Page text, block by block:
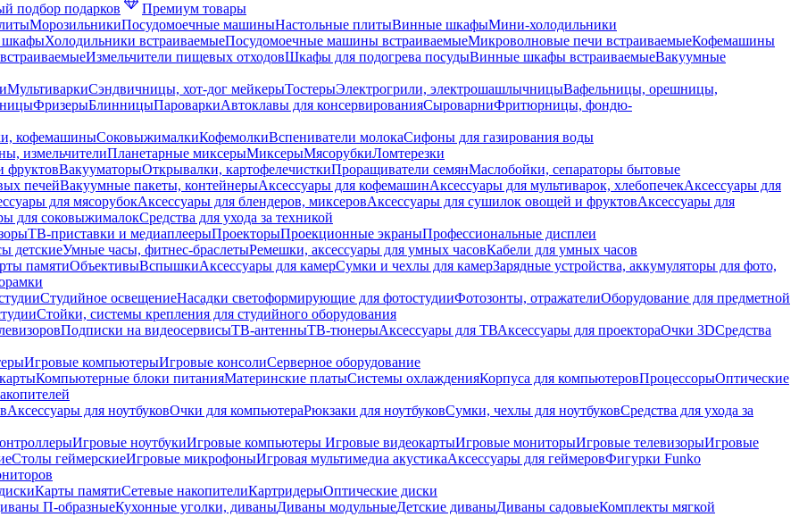
подбор подарков
Премиум товары
МорозильникиПосудомоечные машиныНастольные плитыВинные шкафыМини-холодильники
шкафыХолодильники встраиваемыеПосудомоечные машины встраиваемыеМикроволновые печи встраиваемыеКофемашины
Измельчители пищевых отходовШкафы для подогрева посудыВинные шкафы встраиваемыеВакуумные
МультиваркиСэндвичницы, хот-дог мейкерыТостерыЭлектрогрили, электрошашлычницыВафельницы, орешницы,
ФризерыБлинницыПароваркиАвтоклавы для консервированияСыроварниФритюрницы, фондю-
кофемашиныСоковыжималкиКофемолкиВспениватели молокаСифоны для газирования воды
измельчителиПланетарные миксерыМиксерыМясорубкиЛомтерезки
фруктовВакууматорыОткрывалки, картофелечисткиПроращиватели семянМаслобойки, сепараторы бытовые
печейВакуумные пакеты, контейнерыАксессуары для кофемашинАксессуары для мультиварок, хлебопечекАксессуары для
для мясорубокАксессуары для блендеров, миксеровАксессуары для сушилок овощей и фруктовАксессуары для
для соковыжималокСредства для ухода за техникой
ТВ-приставки и медиаплеерыПроекторыПроекционные экраныПрофессиональные дисплеи
детскиеУмные часы, фитнес-браслетыРемешки, аксессуары для умных часовКабели для умных часов
памятиОбъективыВспышкиАксессуары для камерСумки и чехлы для камерЗарядные устройства, аккумуляторы для фото,
Студийное освещениеНасадки светоформирующие для фотостудииФотозонты, отражателиОборудование для предметной
Стойки, системы крепления для студийного оборудования
Подписки на видеосервисыТВ-антенныТВ-тюнерыАксессуары для ТВАксессуары для проектораОчки 3DСредства
Игровые компьютерыИгровые консолиСерверное оборудование
Компьютерные блоки питанияМатеринские платыСистемы охлажденияКорпуса для компьютеровПроцессорыОптические
Аксессуары для ноутбуковОчки для компьютераРюкзаки для ноутбуковСумки, чехлы для ноутбуковСредства для ухода за
Игровые ноутбукиИгровые компьютеры Игровые видеокартыИгровые мониторыИгровые телевизорыИгровые
Столы геймерскиеИгровые микрофоныИгровая мультимедиа акустикаАксессуары для геймеровФигурки Funko
Карты памятиСетевые накопителиКартридерыОптические диски
П-образныеКухонные уголки, диваныДиваны модульныеДетские диваныДиваны садовыеКомплекты мягкой